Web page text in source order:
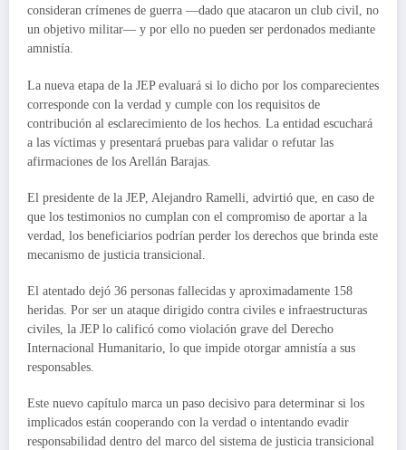
consideran crímenes de guerra —dado que atacaron un club civil, no
un objetivo militar— y por ello no pueden ser perdonados mediante
amnistía.
La nueva etapa de la JEP evaluará si lo dicho por los comparecientes
corresponde con la verdad y cumple con los requisitos de
contribución al esclarecimiento de los hechos. La entidad escuchará
a las víctimas y presentará pruebas para validar o refutar las
afirmaciones de los Arellán Barajas.
El presidente de la JEP, Alejandro Ramelli, advirtió que, en caso de
que los testimonios no cumplan con el compromiso de aportar a la
verdad, los beneficiarios podrían perder los derechos que brinda este
mecanismo de justicia transicional.
El atentado dejó 36 personas fallecidas y aproximadamente 158
heridas. Por ser un ataque dirigido contra civiles e infraestructuras
civiles, la JEP lo calificó como violación grave del Derecho
Internacional Humanitario, lo que impide otorgar amnistía a sus
responsables.
Este nuevo capítulo marca un paso decisivo para determinar si los
implicados están cooperando con la verdad o intentando evadir
responsabilidad dentro del marco del sistema de justicia transicional